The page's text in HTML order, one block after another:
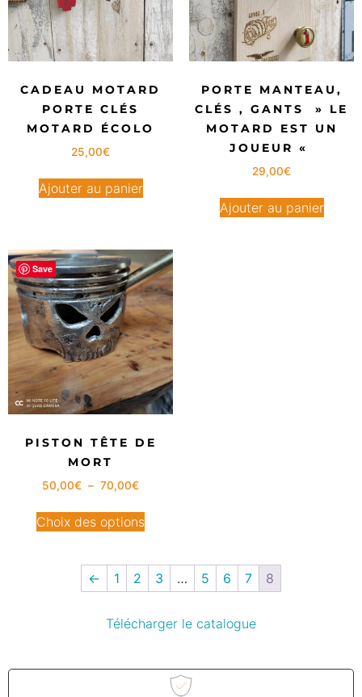
CADEAU MOTARD
PORTE CLÉS
MOTARD ÉCOLO
25,00€
Ajouter au panier
PORTE MANTEAU,
CLÉS , GANTS » LE
MOTARD EST UN
JOUEUR «
29,00€
Ajouter au panier
Save
PISTON TÊTE DE
MORT
50,00€ – 70,00€
Choix des options
← 1 2 3 … 5 6 7 8
Télécharger le catalogue